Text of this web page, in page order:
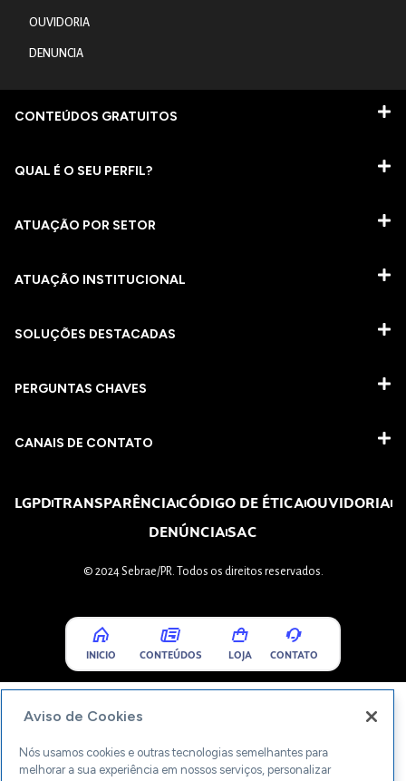
OUVIDORIA
DENUNCIA
CONTEÚDOS GRATUITOS
QUAL É O SEU PERFIL?
ATUAÇÃO POR SETOR
ATUAÇÃO INSTITUCIONAL
SOLUÇÕES DESTACADAS
PERGUNTAS CHAVES​
CANAIS DE CONTATO
LGPDTRANSPARÊNCIACÓDIGO DE ÉTICAOUVIDORIA
DENÚNCIASAC
© 2024 Sebrae/PR. Todos os direitos reservados.
INICIO CONTEÚDOS LOJA CONTATO
Aviso de Cookies
Nós usamos cookies e outras tecnologias semelhantes para
melhorar a sua experiência em nossos serviços, personalizar